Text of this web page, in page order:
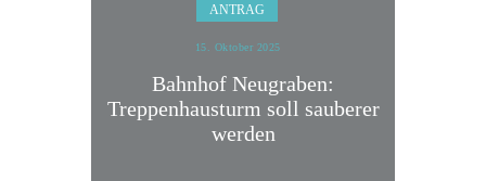
ANTRAG
15. Oktober 2025
Bahnhof Neugraben:
Treppenhausturm soll sauberer
werden